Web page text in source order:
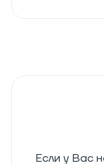
Если у Вас